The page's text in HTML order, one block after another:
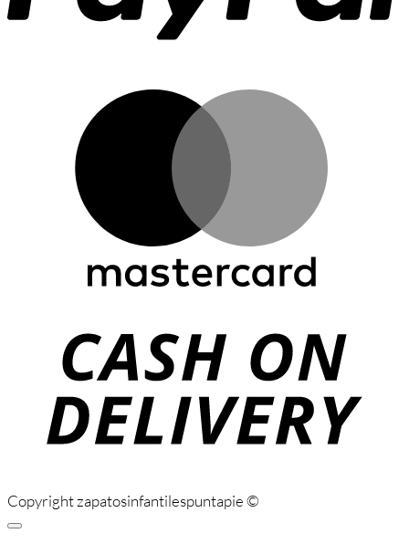
Copyright zapatosinfantilespuntapie ©